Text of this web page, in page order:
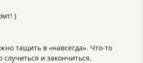
)
тащить в «навсегда». Что‑то
и закончиться.